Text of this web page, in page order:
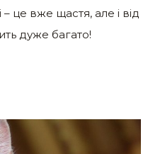
– це вже щастя, але і від
дуже багато!